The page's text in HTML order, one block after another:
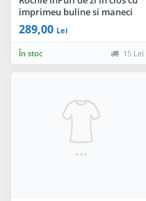
imprimeu buline si maneci
din voal
289,00 Lei
În stoc 15 Lei